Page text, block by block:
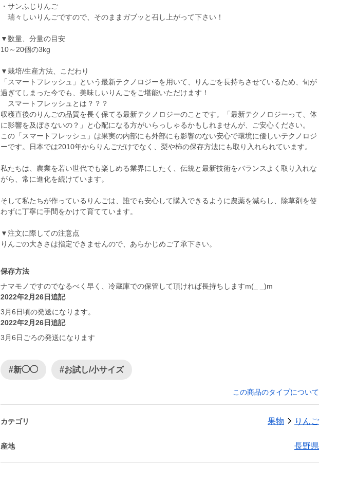
・サンふじりんご
瑞々しいりんごですので、そのままガブッと召し上がって下さい！
▼数量、分量の目安
10～20個の3kg
▼栽培/生産方法、こだわり
「スマートフレッシュ」という最新テクノロジーを用いて、りんごを長持ちさせているため、旬が
過ぎてしまった今でも、美味しいりんごをご堪能いただけます！
スマートフレッシュとは？？？
収穫直後のりんごの品質を長く保てる最新テクノロジーのことです。「最新テクノロジーって、体
に影響を及ぼさないの？」と心配になる方がいらっしゃるかもしれませんが、ご安心ください。
この「スマートフレッシュ」は果実の内部にも外部にも影響のない安心で環境に優しいテクノロジ
ーです。日本では2010年からりんごだけでなく、梨や柿の保存方法にも取り入れられています。
私たちは、農業を若い世代でも楽しめる業界にしたく、伝統と最新技術をバランスよく取り入れな
がら、常に進化を続けています。
そして私たちが作っているりんごは、誰でも安心して購入できるように農薬を減らし、除草剤を使
わずに丁寧に手間をかけて育てています。
▼注文に際しての注意点
りんごの大きさは指定できませんので、あらかじめご了承下さい。
保存方法
ナマモノですのでなるべく早く、冷蔵庫での保管して頂ければ長持ちしますm(_ _)m
2022年2月26日追記
3月6日頃の発送になります。
2022年2月26日追記
3月6日ごろの発送になります
#新◯◯ #お試し/小サイズ
この商品のタイプについて
カテゴリ 果物 りんご
産地 長野県